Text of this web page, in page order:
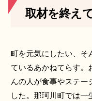
取材を終え
町を元気にしたい、そ
ているあかねてらす。
んの人が食事やステー
した。那珂川町では